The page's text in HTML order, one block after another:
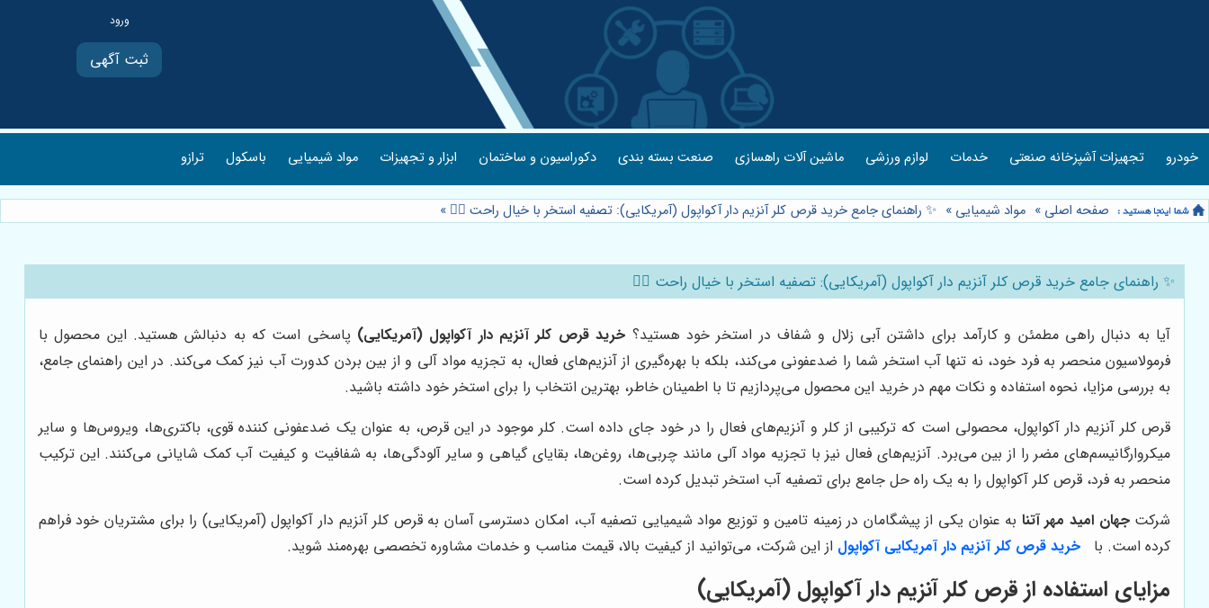
ثبت آگهی
خودرو تجهیزات آشپزخانه صنعتی خدمات لوازم ورزشی ماشین آلات راهسازی صنعت بسته بندی دکوراسیون و ساختمان ابزار و تجهیزات مواد شیمیایی باسکول ترازو
صفحه اصلی » مواد شیمیایی » ✨ راهنمای جامع خرید قرص کلر آنزیم دار آکواپول (آمریکایی): تصفیه استخر با خیال راحت 🏊‍♂️ »
✨ راهنمای جامع خرید قرص کلر آنزیم دار آکواپول (آمریکایی): تصفیه استخر با خیال راحت 🏊‍♂️
آیا به دنبال راهی مطمئن و کارآمد برای داشتن آبی زلال و شفاف در استخر خود هستید؟ خرید قرص کلر آنزیم دار آکواپول (آمریکایی) پاسخی است که به دنبالش هستید. این محصول با
فرمولاسیون منحصر به فرد خود، نه تنها آب استخر شما را ضدعفونی می‌کند، بلکه با بهره‌گیری از آنزیم‌های فعال، به تجزیه مواد آلی و از بین بردن کدورت آب نیز کمک می‌کند. در این راهنمای جامع،
به بررسی مزایا، نحوه استفاده و نکات مهم در خرید این محصول می‌پردازیم تا با اطمینان خاطر، بهترین انتخاب را برای استخر خود داشته باشید.
قرص کلر آنزیم دار آکواپول، محصولی است که ترکیبی از کلر و آنزیم‌های فعال را در خود جای داده است. کلر موجود در این قرص، به عنوان یک ضدعفونی کننده قوی، باکتری‌ها، ویروس‌ها و سایر
میکروارگانیسم‌های مضر را از بین می‌برد. آنزیم‌های فعال نیز با تجزیه مواد آلی مانند چربی‌ها، روغن‌ها، بقایای گیاهی و سایر آلودگی‌ها، به شفافیت و کیفیت آب کمک شایانی می‌کنند. این ترکیب
منحصر به فرد، قرص کلر آکواپول را به یک راه حل جامع برای تصفیه آب استخر تبدیل کرده است.
شرکتجهان امید مهر آتنا به عنوان یکی از پیشگامان در زمینه تامین و توزیع مواد شیمیایی تصفیه آب، امکان دسترسی آسان به قرص کلر آنزیم دار آکواپول (آمریکایی) را برای مشتریان خود فراهم
کرده است. با
خرید قرص کلر آنزیم دار آمریکایی آکواپول از این شرکت، می‌توانید از کیفیت بالا، قیمت مناسب و خدمات مشاوره تخصصی بهره‌مند شوید.
مزایای استفاده از قرص کلر آنزیم دار آکواپول (آمریکایی)